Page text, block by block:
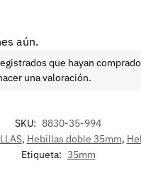
aún.
que hayan
una valoración.
SKU: 8830-35-994
, Hebillas doble 35mm,
Etiqueta: 35mm